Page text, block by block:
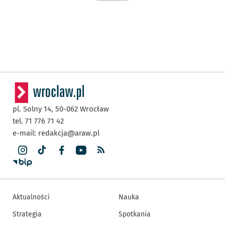
pl. Solny 14, 50-062 Wrocław
tel. 71 776 71 42
e-mail: redakcja@araw.pl
Aktualności
Strategia
Nauka
Spotkania